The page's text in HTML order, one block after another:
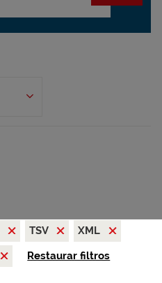
TSV
XML
Restaurar filtros